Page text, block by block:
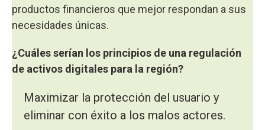
productos financieros que mejor respondan a sus
necesidades únicas.
¿Cuáles serían los principios de una regulación
de activos digitales para la región?
Maximizar la protección del usuario y
eliminar con éxito a los malos actores.